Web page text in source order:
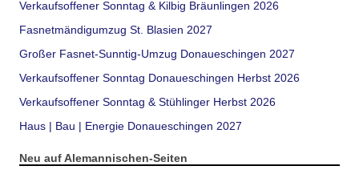
Verkaufsoffener Sonntag & Kilbig Bräunlingen 2026
Fasnetmändigumzug St. Blasien 2027
Großer Fasnet-Sunntig-Umzug Donaueschingen 2027
Verkaufsoffener Sonntag Donaueschingen Herbst 2026
Verkaufsoffener Sonntag & Stühlinger Herbst 2026
Haus | Bau | Energie Donaueschingen 2027
Neu auf Alemannischen-Seiten